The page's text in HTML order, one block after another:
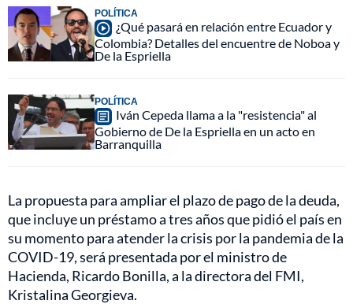
POLÍTICA
¿Qué pasará en relación entre Ecuador y
Colombia? Detalles del encuentre de Noboa y
De la Espriella
POLÍTICA
Iván Cepeda llama a la "resistencia" al
Gobierno de De la Espriella en un acto en
Barranquilla
La propuesta para ampliar el plazo de pago de la deuda,
que incluye un préstamo a tres años que pidió el país en
su momento para atender la crisis por la pandemia de la
COVID-19, será presentada por el ministro de
Hacienda, Ricardo Bonilla, a la directora del FMI,
Kristalina Georgieva.